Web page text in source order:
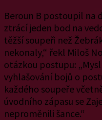
Beroun B postoupil na
ztrácí jeden bod na
těžší soupeři než
nekonaly,“ řekl Miloš
otázkou postupu:
vyhlašování bojů o
každého soupeře
úvodního zápasu se
neproměnili šance.“